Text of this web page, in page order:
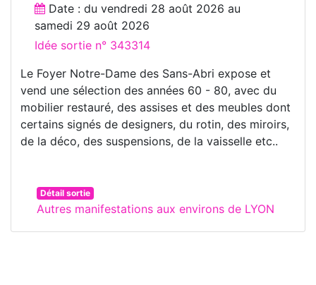
Date : du vendredi 28 août 2026 au
samedi 29 août 2026
Idée sortie n° 343314
Le Foyer Notre-Dame des Sans-Abri expose et
vend une sélection des années 60 - 80, avec du
mobilier restauré, des assises et des meubles dont
certains signés de designers, du rotin, des miroirs,
de la déco, des suspensions, de la vaisselle etc..
Détail sortie
Autres manifestations aux environs de LYON